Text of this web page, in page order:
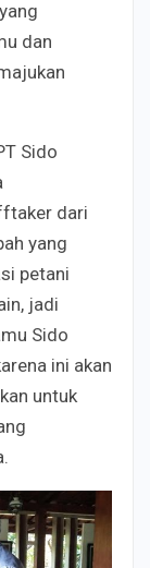
dan
Sido
dari
yang
petani
jadi
Sido
ini akan
untuk